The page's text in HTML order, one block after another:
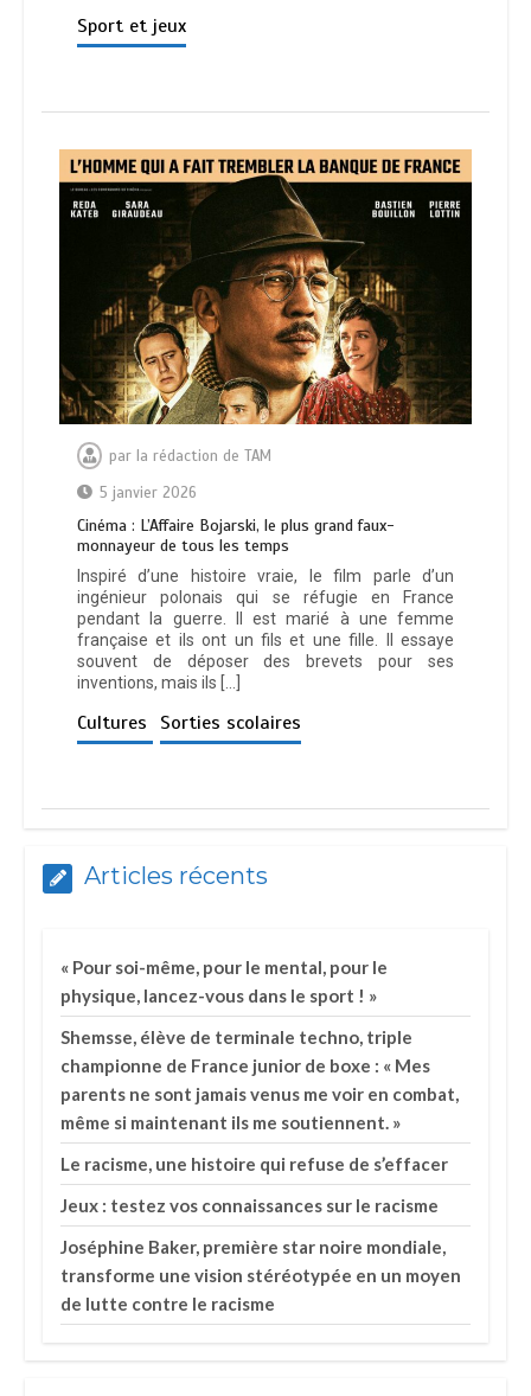
Sport et jeux
par la rédaction de TAM
5 janvier 2026
Cinéma : L’Affaire Bojarski, le plus grand faux-
monnayeur de tous les temps
Inspiré d’une histoire vraie, le film parle d’un
ingénieur polonais qui se réfugie en France
pendant la guerre. Il est marié à une femme
française et ils ont un fils et une fille. Il essaye
souvent de déposer des brevets pour ses
inventions, mais ils […]
Cultures Sorties scolaires
Articles récents
« Pour soi-même, pour le mental, pour le
physique, lancez-vous dans le sport ! »
Shemsse, élève de terminale techno, triple
championne de France junior de boxe : « Mes
parents ne sont jamais venus me voir en combat,
même si maintenant ils me soutiennent. »
Le racisme, une histoire qui refuse de s’effacer
Jeux : testez vos connaissances sur le racisme
Joséphine Baker, première star noire mondiale,
transforme une vision stéréotypée en un moyen
de lutte contre le racisme